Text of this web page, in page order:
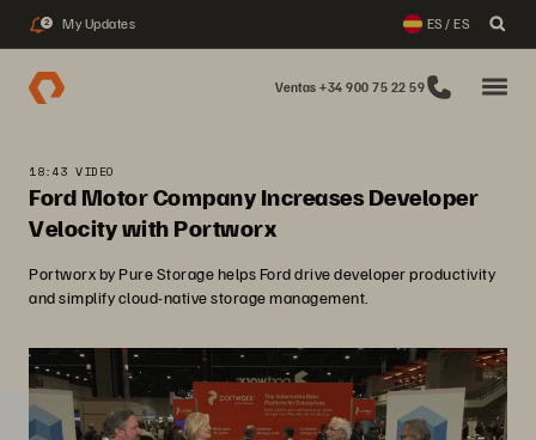
2 My Updates ES / ES
Ventas +34 900 75 22 59
18:43 VIDEO
Ford Motor Company Increases Developer
Velocity with Portworx
Portworx by Pure Storage helps Ford drive developer productivity
and simplify cloud-native storage management.